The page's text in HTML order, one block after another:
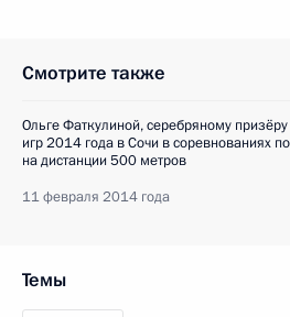
Смотрите также
Ольге Фаткулиной, серебряному
игр 2014 года в Сочи в соревнованиях
на дистанции 500 метров
11 февраля 2014 года
Темы